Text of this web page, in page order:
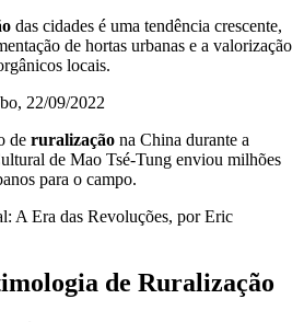
das cidades é uma tendência crescente,
de hortas urbanas e a valorização
locais.
22/09/2022
de ruralização na China durante a
de Mao Tsé-Tung enviou milhões
para o campo.
A Era das Revoluções, por Eric
de Ruralização